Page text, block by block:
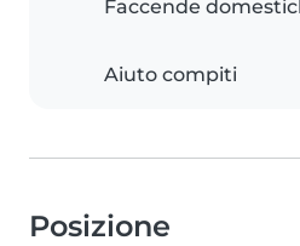
Faccende
Aiuto compiti
Posizione